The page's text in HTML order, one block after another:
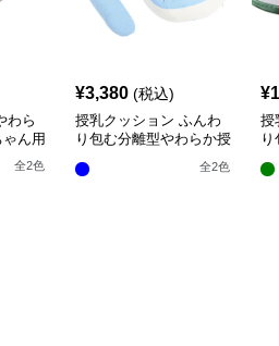
わら
ん用
全2色
¥3,380 (税込)
授乳クッション ふんわ
り包む分離型やわらか授
全2色
¥
授